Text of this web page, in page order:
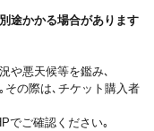
途かかる場合があります
や悪天候等を鑑み､
の際は､チケット購入者
でご確認ください｡